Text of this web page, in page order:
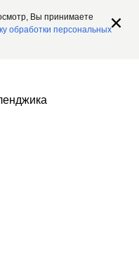
Вы принимаете
обработки персональных